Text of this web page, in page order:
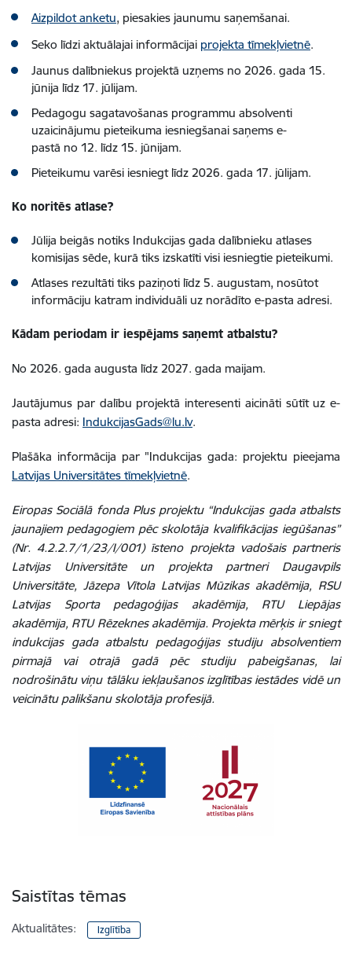
Aizpildot anketu, piesakies jaunumu saņemšanai.
Seko līdzi aktuālajai informācijai projekta tīmekļvietnē.
Jaunus dalībniekus projektā uzņems no 2026. gada 15.
jūnija līdz 17. jūlijam.
Pedagogu sagatavošanas programmu absolventi
uzaicinājumu pieteikuma iesniegšanai saņems e-
pastā no 12. līdz 15. jūnijam.
Pieteikumu varēsi iesniegt līdz 2026. gada 17. jūlijam.
Ko noritēs atlase?
Jūlija beigās notiks Indukcijas gada dalībnieku atlases
komisijas sēde, kurā tiks izskatīti visi iesniegtie pieteikumi.
Atlases rezultāti tiks paziņoti līdz 5. augustam, nosūtot
informāciju katram individuāli uz norādīto e-pasta adresi.
Kādam periodam ir iespējams saņemt atbalstu?
No 2026. gada augusta līdz 2027. gada maijam.
Jautājumus par dalību projektā interesenti aicināti sūtīt uz e-
pasta adresi: IndukcijasGads@lu.lv.
Plašāka informācija par "Indukcijas gada: projektu pieejama
Latvijas Universitātes tīmekļvietnē.
Eiropas Sociālā fonda Plus projektu “Indukcijas gada atbalsts
jaunajiem pedagogiem pēc skolotāja kvalifikācijas iegūšanas”
(Nr. 4.2.2.7/1/23/I/001) īsteno projekta vadošais partneris
Latvijas Universitāte un projekta partneri Daugavpils
Universitāte, Jāzepa Vītola Latvijas Mūzikas akadēmija, RSU
Latvijas Sporta pedagoģijas akadēmija, RTU Liepājas
akadēmija, RTU Rēzeknes akadēmija. Projekta mērķis ir sniegt
indukcijas gada atbalstu pedagoģijas studiju absolventiem
pirmajā vai otrajā gadā pēc studiju pabeigšanas, lai
nodrošinātu viņu tālāku iekļaušanos izglītības iestādes vidē un
veicinātu palikšanu skolotāja profesijā.
Saistītas tēmas
Aktualitātes: Izglītība